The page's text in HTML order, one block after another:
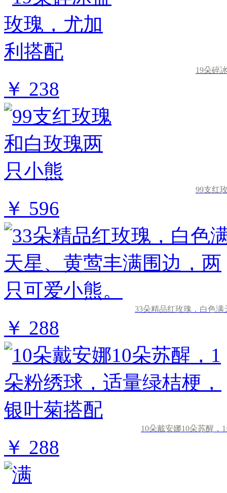
19朵碎
￥ 238
99支红
￥ 596
33朵精品红玫瑰，白色
￥ 288
10朵戴安娜10朵苏醒，
￥ 288